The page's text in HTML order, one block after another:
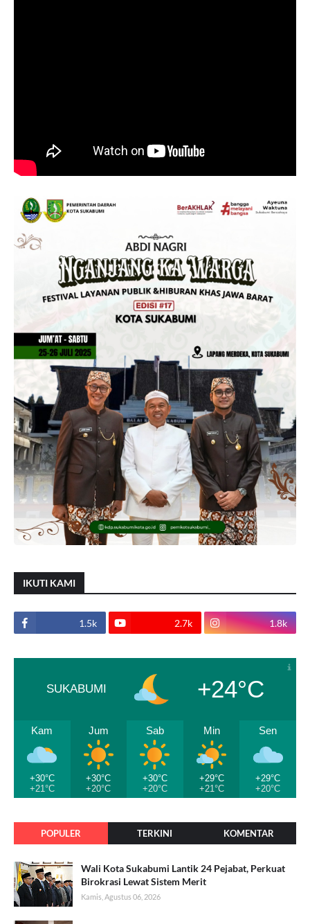
IKUTI KAMI
1.5k 2.7k 1.8k
SUKABUMI +24°C
Kam
+30°C
+21°C
Jum
+30°C
+20°C
Sab
+30°C
+20°C
Min
+29°C
+21°C
Sen
+29°C
+20°C
POPULER TERKINI KOMENTAR
Wali Kota Sukabumi Lantik 24 Pejabat, Perkuat
Birokrasi Lewat Sistem Merit
Kamis, Agustus 06, 2026